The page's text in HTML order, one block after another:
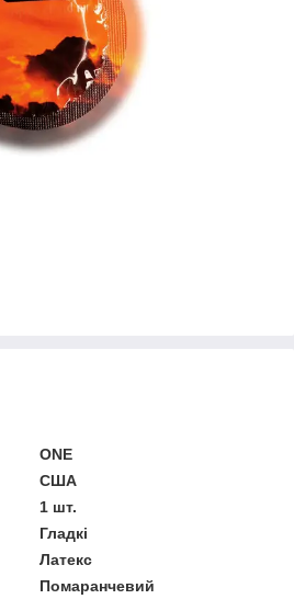
ONE
США
1 шт.
Гладкі
Латекс
Помаранчевий